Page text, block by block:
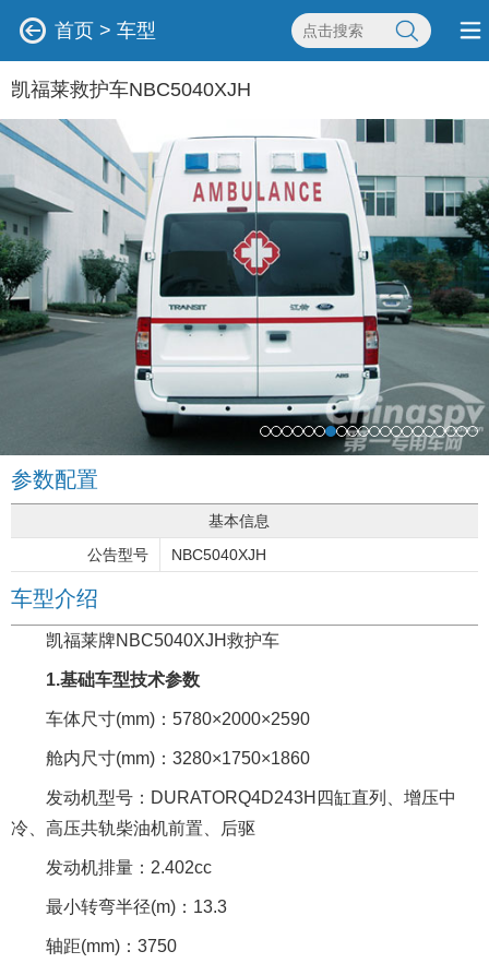
首页 > 车型
凯福莱救护车NBC5040XJH
参数配置
基本信息
公告型号
NBC5040XJH
车型介绍
凯福莱牌NBC5040XJH救护车
1.基础车型技术参数
车体尺寸(mm)：5780×2000×2590
舱内尺寸(mm)：3280×1750×1860
发动机型号：DURATORQ4D243H四缸直列、增压中
冷、高压共轨柴油机前置、后驱
发动机排量：2.402cc
最小转弯半径(m)：13.3
轴距(mm)：3750